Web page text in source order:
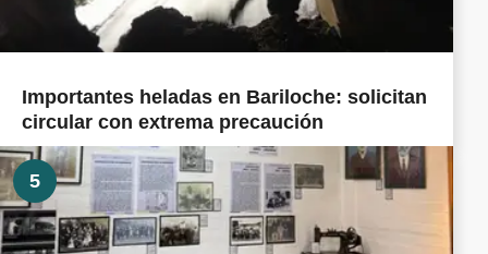
Importantes heladas en Bariloche: solicitan
circular con extrema precaución
5